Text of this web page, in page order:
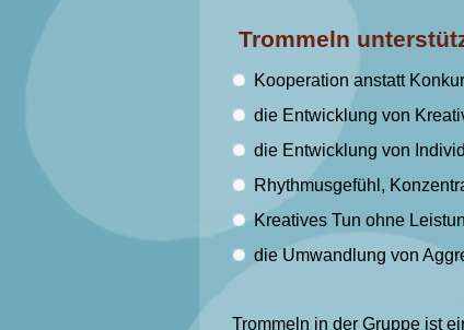
Trommeln
Kooperation anstatt
die Entwicklung von
die Entwicklung von
Rhythmusgefühl,
Kreatives Tun ohne
die Umwandlung von
Trommeln in der Gruppe ist